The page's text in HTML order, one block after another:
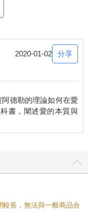
麼順利。
覺得煩惱。但如果認
受，這樣的人在表達
用表白也知道結果，所
不被對方接受時遭受傷
有價值的時候，才具
氣。為什麼進入人際關
道自己的心意是否會被
因此受傷。受傷與否
憾事確實是會發生
麼會喜歡這樣的人？
因為覺得自己沒有價
不要進入人際關係」，
2020-01-02 分享
德勒的理論如何在愛
書，闡述愛的本質與
長，無法與一般商品合